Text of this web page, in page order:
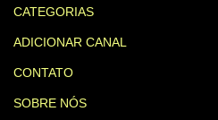
CATEGORIAS
ADICIONAR CANAL
CONTATO
SOBRE NÓS